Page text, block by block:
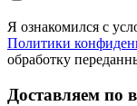
Я ознакомился с
Политики
обработку
Доставляем по